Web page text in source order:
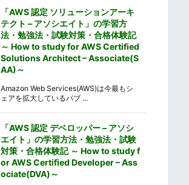
「AWS 認定 ソリューションアーキ
テクト – アソシエイト」の学習方
法・勉強法・試験対策・合格体験記
～ How to study for AWS Certified
Solutions Architect – Associate(S
AA)～
Amazon Web Services(AWS)は今最もシ
ェアを拡大しているパブ ...
「AWS 認定 デベロッパー – アソシ
エイト」の学習方法・勉強法・試験
対策・合格体験記 ～ How to study f
or AWS Certified Developer – Ass
ociate(DVA)～